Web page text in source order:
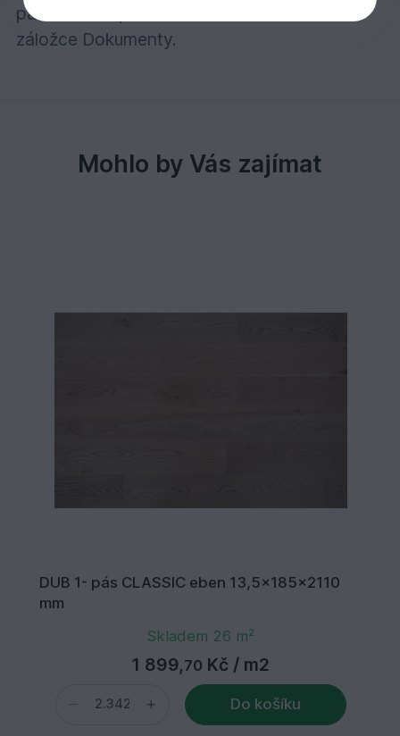
parametrech, balení a montáži naleznete v
záložce Dokumenty.
Mohlo by Vás zajímat
DUB 1- pás CLASSIC eben 13,5x185x2110
mm
Skladem 26 m²
1 899,70 Kč / m2
Do košíku